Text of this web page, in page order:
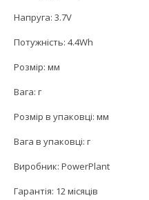
Напруга: 3.7V
Потужність: 4.4Wh
Розмір: мм
Вага: г
Розмір в упаковці: мм
Вага в упаковці: г
Виробник: PowerPlant
Гарантія: 12 місяців